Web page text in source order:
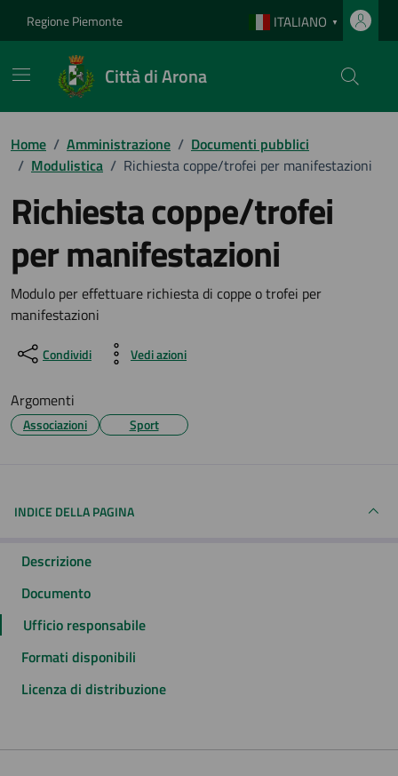
Regione Piemonte ITALIANO ▼
Città di Arona
Home / Amministrazione / Documenti pubblici
/ Modulistica / Richiesta coppe/trofei per manifestazioni
Richiesta coppe/trofei
per manifestazioni
Dettagli del documento
Modulo per effettuare richiesta di coppe o trofei per
manifestazioni
Condividi Vedi azioni
Argomenti
Associazioni Sport
INDICE DELLA PAGINA
Descrizione
Documento
Ufficio responsabile
Formati disponibili
Licenza di distribuzione